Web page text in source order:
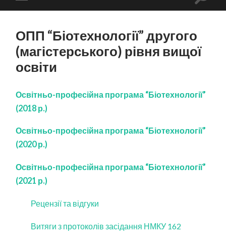
ОПП “Біотехнології” другого
(магістерського) рівня вищої
освіти
Освітньо-професійна програма “Біотехнології”
(2018 р.)
Освітньо-професійна програма “Біотехнології”
(2020 р.)
Освітньо-професійна програма “Біотехнології”
(2021 р.)
Рецензії та відгуки
Витяги з протоколів засідання НМКУ 162